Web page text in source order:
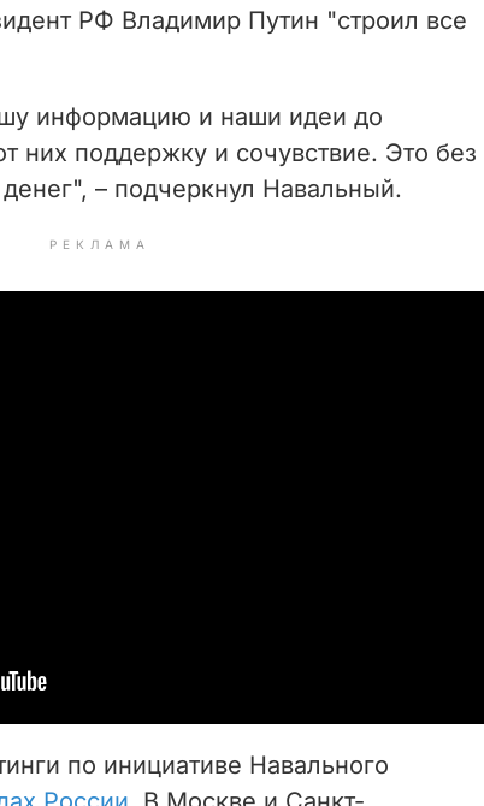
РФ Владимир Путин "строил все
информацию и наши идеи до
них поддержку и сочувствие. Это без
– подчеркнул Навальный.
РЕКЛАМА
по инициативе Навального